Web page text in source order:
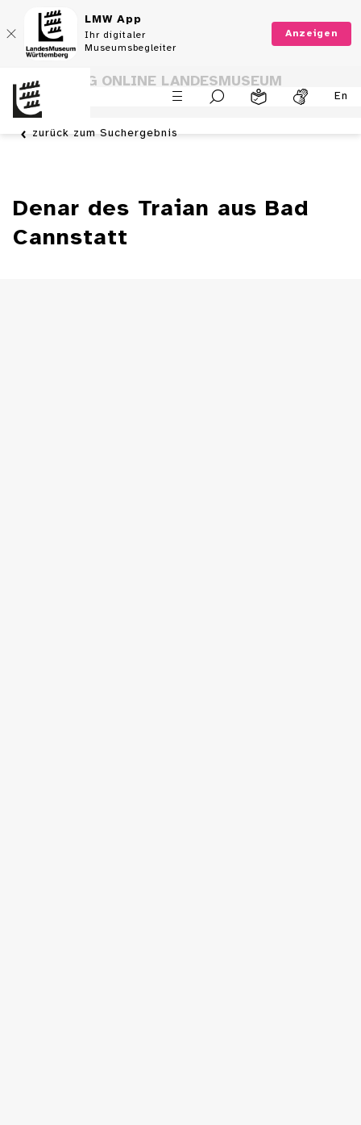
LMW App
Ihr digitaler
Museumsbegleiter
Anzeigen
En
SAMMLUNG ONLINE LANDESMUSEUM
WÜRTTEMBERG
zurück zum Suchergebnis
Denar des Traian aus Bad
Cannstatt